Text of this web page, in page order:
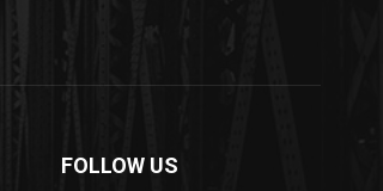
FOLLOW US